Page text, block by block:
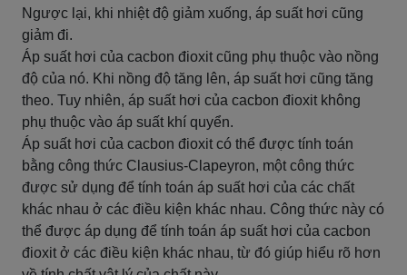
Ngược lại, khi nhiệt độ giảm xuống, áp suất hơi cũng
giảm đi.
Áp suất hơi của cacbon đioxit cũng phụ thuộc vào nồng
độ của nó. Khi nồng độ tăng lên, áp suất hơi cũng tăng
theo. Tuy nhiên, áp suất hơi của cacbon đioxit không
phụ thuộc vào áp suất khí quyển.
Áp suất hơi của cacbon đioxit có thể được tính toán
bằng công thức Clausius-Clapeyron, một công thức
được sử dụng để tính toán áp suất hơi của các chất
khác nhau ở các điều kiện khác nhau. Công thức này có
thể được áp dụng để tính toán áp suất hơi của cacbon
đioxit ở các điều kiện khác nhau, từ đó giúp hiểu rõ hơn